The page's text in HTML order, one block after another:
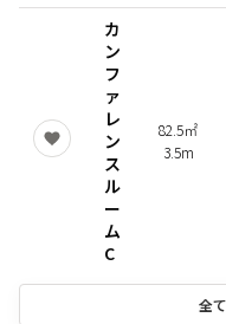
カ
ン
フ
ァ
レ
ン
ス
ル
ー
ム
C
82.5㎡
3.5m
全